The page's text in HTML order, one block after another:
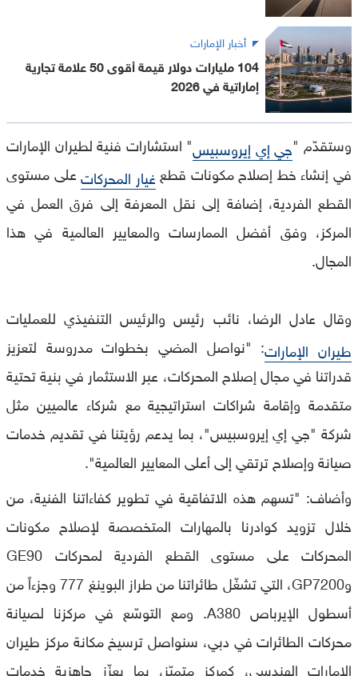
أخبار الإمارات
104 مليارات دولار قيمة أقوى 50 علامة تجارية
إماراتية في 2026
وستقدّم "جي إي إيروسبيس" استشارات فنية لطيران الإمارات
في إنشاء خط إصلاح مكونات قطع غيار المحركاتعلى مستوى
القطع الفردية، إضافة إلى نقل المعرفة إلى فرق العمل في
المركز، وفق أفضل الممارسات والمعايير العالمية في هذا
المجال.
وقال عادل الرضا، نائب رئيس والرئيس التنفيذي للعمليات
طيران الإمارات: "نواصل المضي بخطوات مدروسة لتعزيز
قدراتنا في مجال إصلاح المحركات، عبر الاستثمار في بنية تحتية
متقدمة وإقامة شراكات استراتيجية مع شركاء عالميين مثل
شركة "جي إي إيروسبيس"، بما يدعم رؤيتنا في تقديم خدمات
صيانة وإصلاح ترتقي إلى أعلى المعايير العالمية".
وأضاف: "تسهم هذه الاتفاقية في تطوير كفاءاتنا الفنية، من
خلال تزويد كوادرنا بالمهارات المتخصصة لإصلاح مكونات
المحركات على مستوى القطع الفردية لمحركات GE90
وGP7200، التي تشغّل طائراتنا من طراز البوينغ 777 وجزءاً من
أسطول الإيرباص A380. ومع التوسّع في مركزنا لصيانة
محركات الطائرات في دبي، سنواصل ترسيخ مكانة مركز طيران
الإمارات الهندسي، كمركز متميّز، بما يعزّز جاهزية خدمات